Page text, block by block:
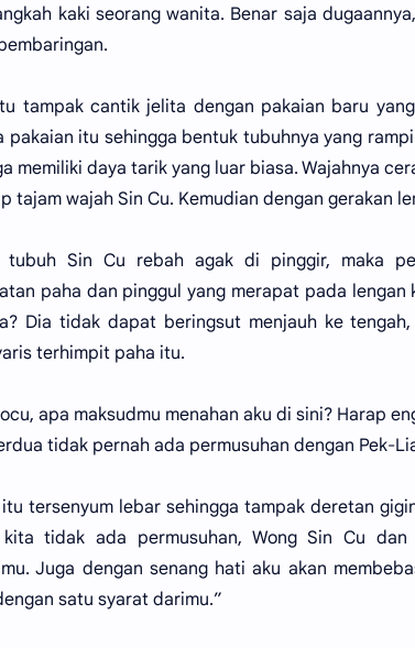
kaki seorang wanita. Benar saja
tampak cantik jelita dengan pakaian baru
pakaian itu sehingga bentuk tubuhnya yang
memiliki daya tarik yang luar biasa. Wajahnya
tajam wajah Sin Cu. Kemudian dengan gerakan
tubuh Sin Cu rebah agak di pinggir, maka
paha dan pinggul yang merapat pada
Dia tidak dapat beringsut menjauh ke
terhimpit paha itu.
apa maksudmu menahan aku di sini? Harap
tidak pernah ada permusuhan dengan Pek-
tersenyum lebar sehingga tampak deretan
tidak ada permusuhan, Wong Sin Cu
Juga dengan senang hati aku akan
satu syarat darimu.”